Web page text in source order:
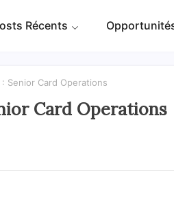
Récents
Senior Card Operations
Card Operations